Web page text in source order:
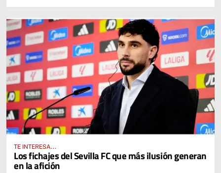
TE INTERESA...
Los fichajes del Sevilla FC que más ilusión generan
en la afición